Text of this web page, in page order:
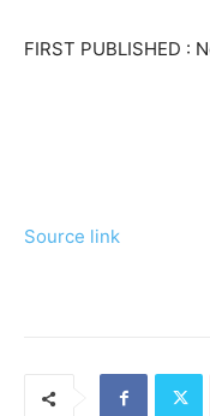
FIRST PUBLISHED :
Source link